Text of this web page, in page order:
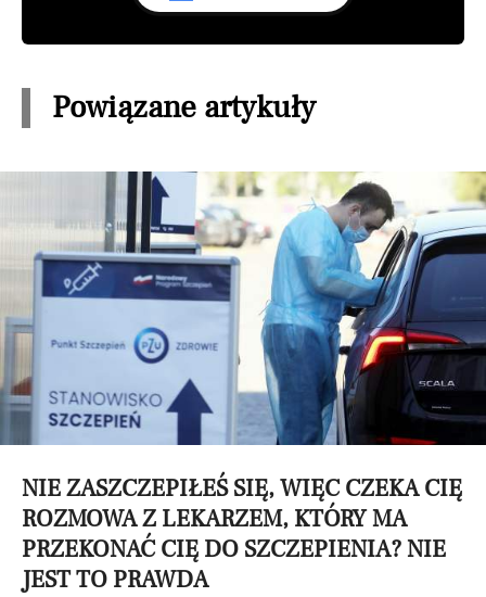
Powiązane artykuły
NIE ZASZCZEPIŁEŚ SIĘ, WIĘC CZEKA CIĘ
ROZMOWA Z LEKARZEM, KTÓRY MA
PRZEKONAĆ CIĘ DO SZCZEPIENIA? NIE
JEST TO PRAWDA